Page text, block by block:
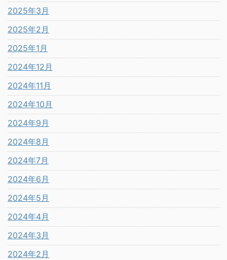
2025年3月
2025年2月
2025年1月
2024年12月
2024年11月
2024年10月
2024年9月
2024年8月
2024年7月
2024年6月
2024年5月
2024年4月
2024年3月
2024年2月